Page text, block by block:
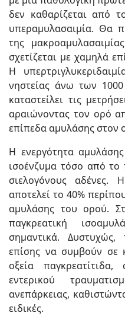
δεν καθαρίζεται από
υπεραμυλασαιμία. Θα
της
σχετίζεται με χαμηλά
Η
νηστείας άνω των
καταστείλει τις
αραιώνοντας τον ορό
επίπεδα αμυλάσης στον
Η ενεργότητα
ισοένζυμα τόσο από
σιελογόνους αδένες.
αποτελεί το 40%
αμυλάσης του ορού.
παγκρεατική
σημαντικά. Δυστυχώς,
επίσης να συμβούν σε
οξεία
εντερικού
ανεπάρκειας,
ειδικές.